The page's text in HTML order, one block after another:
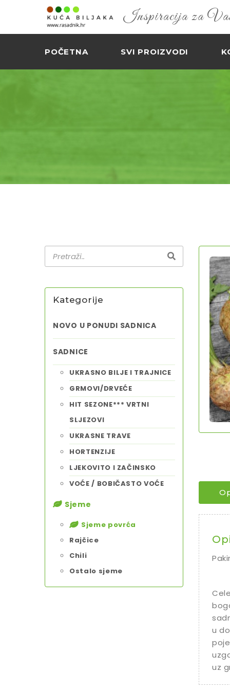
Inspiracija za
POČETNA SVI PROIZVODI
Kategorije
NOVO U PONUDI SADNICA
SADNICE
UKRASNO BILJE I TRAJNICE
GRMOVI/DRVEĆE
HIT SEZONE*** VRTNI
SLJEZOVI
UKRASNE TRAVE
HORTENZIJE
LJEKOVITO I ZAČINSKO
VOĆE / BOBIČASTO VOĆE
Sjeme
Sjeme povrća
Rajčice
Chili
Ostalo sjeme
u
uz